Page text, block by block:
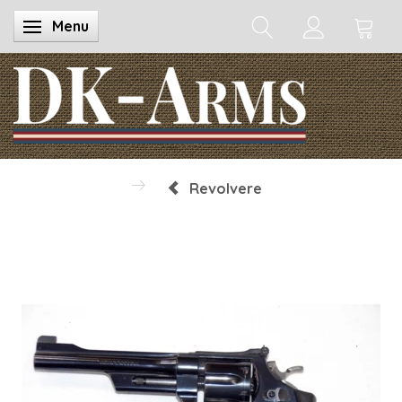
Skifte navigation
Menu
Revolvere